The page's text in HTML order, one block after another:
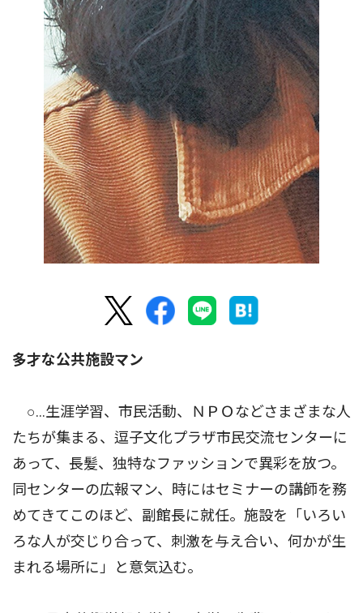
多才な公共施設マン
○…生涯学習、市民活動、ＮＰＯなどさまざまな人
たちが集まる、逗子文化プラザ市民交流センターに
あって、長髪、独特なファッションで異彩を放つ。
同センターの広報マン、時にはセミナーの講師を務
めてきてこのほど、副館長に就任。施設を「いろい
ろな人が交じり合って、刺激を与え合い、何かが生
まれる場所に」と意気込む。